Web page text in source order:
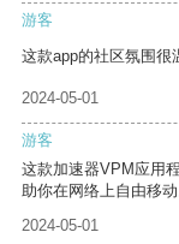
游客
这款app的社区氛围很
2024-05-01
游客
这款加速器VPM应用
助你在网络上自由移动
2024-05-01